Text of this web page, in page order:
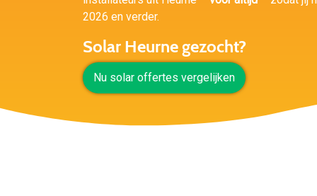
2026 en verder.
Solar Heurne gezocht?
Nu solar offertes vergelijken